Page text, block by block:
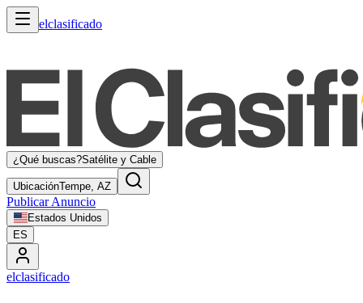
elclasificado
¿Qué buscas?Satélite y Cable
UbicaciónTempe, AZ
Publicar Anuncio
Estados Unidos
ES
elclasificado